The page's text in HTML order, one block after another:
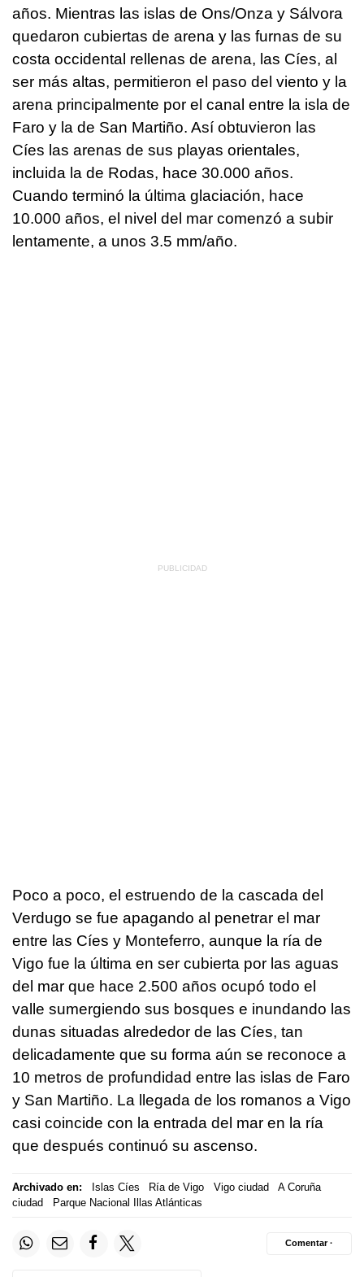
años. Mientras las islas de Ons/Onza y Sálvora
quedaron cubiertas de arena y las furnas de su
costa occidental rellenas de arena, las Cíes, al
ser más altas, permitieron el paso del viento y la
arena principalmente por el canal entre la isla de
Faro y la de San Martiño. Así obtuvieron las
Cíes las arenas de sus playas orientales,
incluida la de Rodas, hace 30.000 años.
Cuando terminó la última glaciación, hace
10.000 años, el nivel del mar comenzó a subir
lentamente, a unos 3.5 mm/año.
Poco a poco, el estruendo de la cascada del
Verdugo se fue apagando al penetrar el mar
entre las Cíes y Monteferro, aunque la ría de
Vigo fue la última en ser cubierta por las aguas
del mar que hace 2.500 años ocupó todo el
valle sumergiendo sus bosques e inundando las
dunas situadas alrededor de las Cíes, tan
delicadamente que su forma aún se reconoce a
10 metros de profundidad entre las islas de Faro
y San Martiño. La llegada de los romanos a Vigo
casi coincide con la entrada del mar en la ría
que después continuó su ascenso.
Archivado en: Islas Cíes Ría de Vigo Vigo ciudad
A Coruña
ciudad
Parque Nacional Illas Atlánticas
Comentar ·